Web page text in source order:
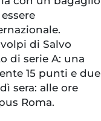
di Salvo
di serie A: una
15 punti e due
sera: alle ore
Roma.